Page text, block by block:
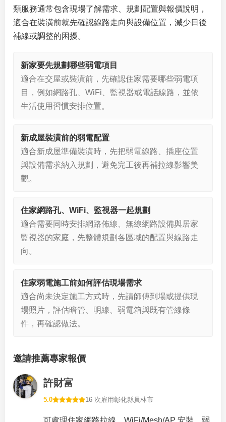
類服務通常包含現場了解需求、規劃配置與報價說明，
適合在裝潢前就先確認線路走向與設備位置，減少日後
補線或調整的困擾。
新家要先規劃哪些弱電項目
適合在交屋或裝潢前，先確認住家需要哪些弱電項
目，例如網路孔、WiFi、監視器或電話線路，並依
生活使用習慣安排位置。
新成屋裝潢前的弱電配置
適合新成屋準備裝潢時，先把弱電線路、插座位置
與設備需求納入規劃，避免完工後再補拉線影響美
觀。
住家網路孔、WiFi、監視器一起規劃
適合需要同時安排網路佈線、無線網路設備與居家
監視器的家庭，先整體規劃各區域的配置與線路走
向。
住家弱電施工前如何評估現場需求
適合尚未決定施工方式時，先請師傅到場或提供現
場照片，評估暗管、明線、弱電箱與既有管線條
件，再確認做法。
邀請推薦專家報價
許財富
5.0 16 次雇用彰化縣員林市
可處理住家網路拉線、WiFi/Mesh/AP 安裝、弱